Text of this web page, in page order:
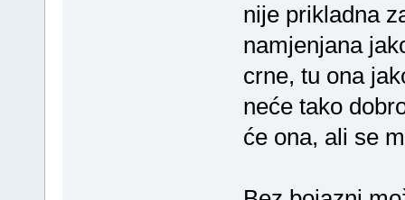
nije prikladna
namjenjana
crne, tu ona
neće tako
će ona, ali se